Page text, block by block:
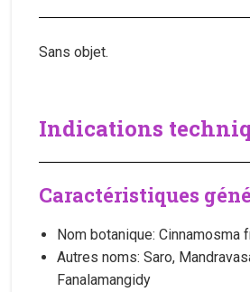
Sans objet.
Indications
Caractéristiques
Nom botanique: Cinnamosma
Autres noms: Saro,
Fanalamangidy